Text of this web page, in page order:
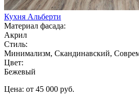
Кухня Альберти
Материал фасада:
Акрил
Стиль:
Минимализм, Скандинавский,
Цвет:
Бежевый
Цена: от 45 000 руб.